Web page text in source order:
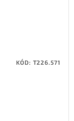
KÓD: T226.571